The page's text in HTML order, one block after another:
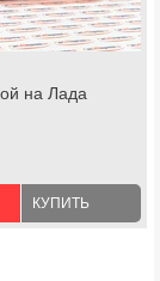
на Лада
КУПИТЬ